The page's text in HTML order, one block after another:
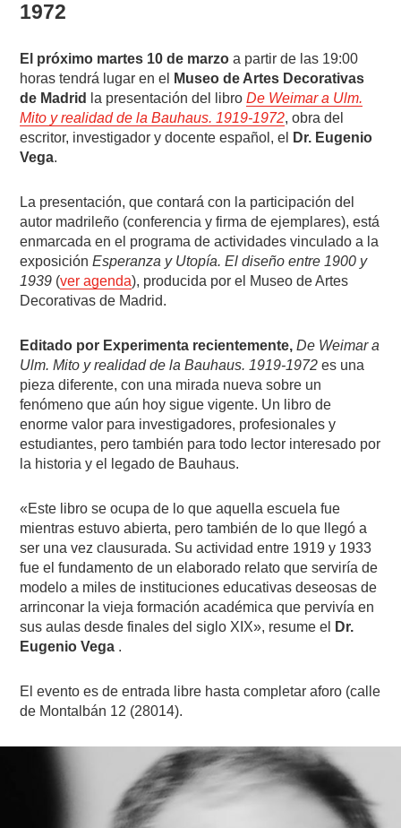
1972
El próximo martes 10 de marzo a partir de las 19:00
horas tendrá lugar en el
Museo de Artes Decorativas
de Madrid
la presentación del libroDe Weimar a Ulm.
Mito y realidad de la Bauhaus. 1919-1972, obra del
escritor, investigador y docente español, el
Dr. Eugenio
Vega.
La presentación, que contará con la participación del
autor madrileño (conferencia y firma de ejemplares), está
enmarcada en el programa de actividades vinculado a la
exposiciónEsperanza y Utopía. El diseño entre 1900 y
1939 (ver agenda), producida por el Museo de Artes
Decorativas de Madrid.
Editado por Experimenta recientemente, De Weimar a
Ulm. Mito y realidad de la Bauhaus. 1919-1972 es una
pieza diferente, con una mirada nueva sobre un
fenómeno que aún hoy sigue vigente. Un libro de
enorme valor para investigadores, profesionales y
estudiantes, pero también para todo lector interesado por
la historia y el legado de Bauhaus.
«Este libro se ocupa de lo que aquella escuela fue
mientras estuvo abierta, pero también de lo que llegó a
ser una vez clausurada. Su actividad entre 1919 y 1933
fue el fundamento de un elaborado relato que serviría de
modelo a miles de instituciones educativas deseosas de
arrinconar la vieja formación académica que pervivía en
sus aulas desde finales del siglo XIX», resume el
Dr.
Eugenio Vega .
El evento es de entrada libre hasta completar aforo (calle
de Montalbán 12 (28014).